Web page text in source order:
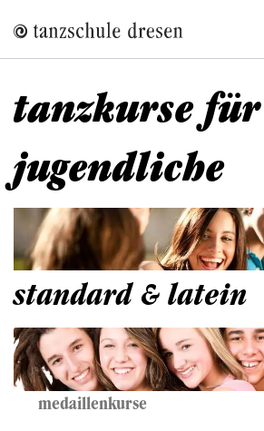
zum
Inhalt
tanzkurse für
jugendliche
standard & latein
medaillenkurse